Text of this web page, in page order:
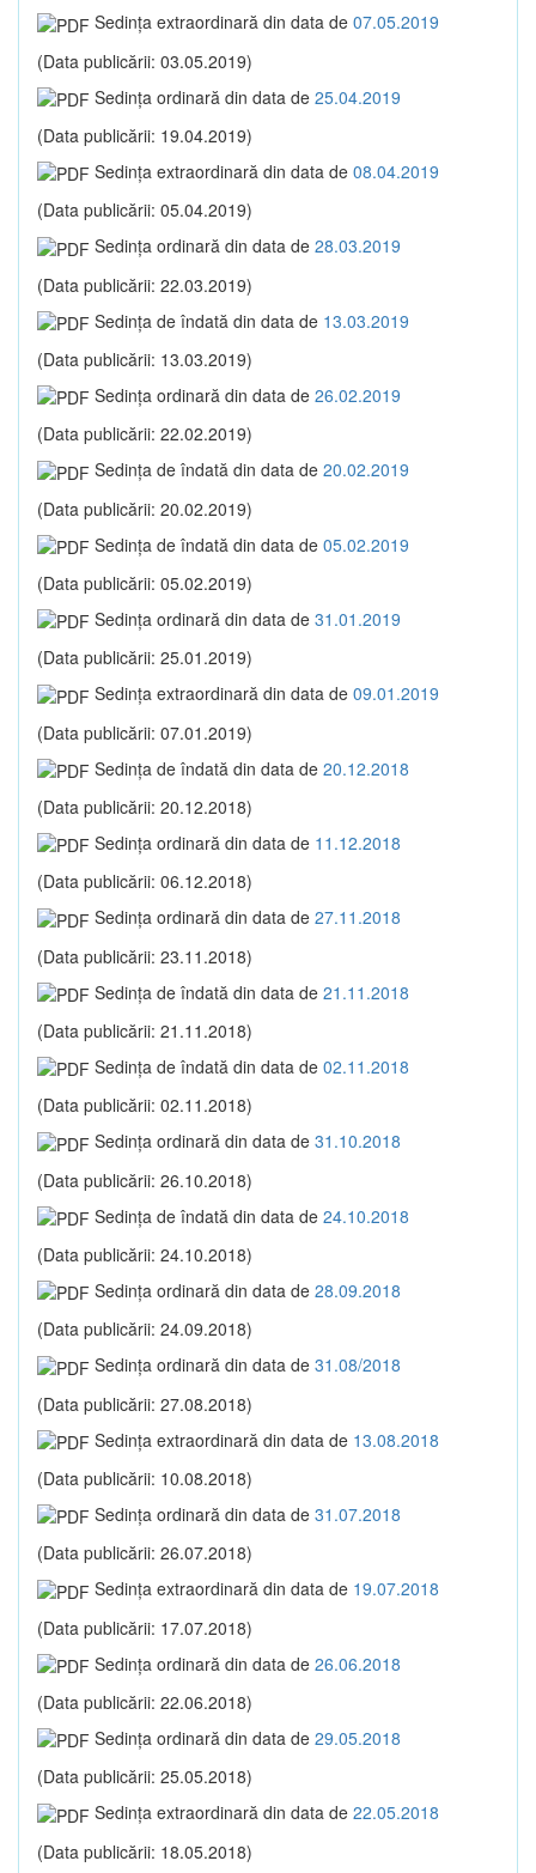
Sedinţa extraordinară din data de 07.05.2019
(Data publicării: 03.05.2019)
Sedinţa ordinară din data de 25.04.2019
(Data publicării: 19.04.2019)
Sedinţa extraordinară din data de 08.04.2019
(Data publicării: 05.04.2019)
Sedinţa ordinară din data de 28.03.2019
(Data publicării: 22.03.2019)
Sedinţa de îndată din data de 13.03.2019
(Data publicării: 13.03.2019)
Sedinţa ordinară din data de 26.02.2019
(Data publicării: 22.02.2019)
Sedinţa de îndată din data de 20.02.2019
(Data publicării: 20.02.2019)
Sedinţa de îndată din data de 05.02.2019
(Data publicării: 05.02.2019)
Sedinţa ordinară din data de 31.01.2019
(Data publicării: 25.01.2019)
Sedinţa extraordinară din data de 09.01.2019
(Data publicării: 07.01.2019)
Sedinţa de îndată din data de 20.12.2018
(Data publicării: 20.12.2018)
Sedinţa ordinară din data de 11.12.2018
(Data publicării: 06.12.2018)
Sedinţa ordinară din data de 27.11.2018
(Data publicării: 23.11.2018)
Sedinţa de îndată din data de 21.11.2018
(Data publicării: 21.11.2018)
Sedinţa de îndată din data de 02.11.2018
(Data publicării: 02.11.2018)
Sedinţa ordinară din data de 31.10.2018
(Data publicării: 26.10.2018)
Sedinţa de îndată din data de 24.10.2018
(Data publicării: 24.10.2018)
Sedinţa ordinară din data de 28.09.2018
(Data publicării: 24.09.2018)
Sedinţa ordinară din data de 31.08/2018
(Data publicării: 27.08.2018)
Sedinţa extraordinară din data de 13.08.2018
(Data publicării: 10.08.2018)
Sedinţa ordinară din data de 31.07.2018
(Data publicării: 26.07.2018)
Sedinţa extraordinară din data de 19.07.2018
(Data publicării: 17.07.2018)
Sedinţa ordinară din data de 26.06.2018
(Data publicării: 22.06.2018)
Sedinţa ordinară din data de 29.05.2018
(Data publicării: 25.05.2018)
Sedinţa extraordinară din data de 22.05.2018
(Data publicării: 18.05.2018)